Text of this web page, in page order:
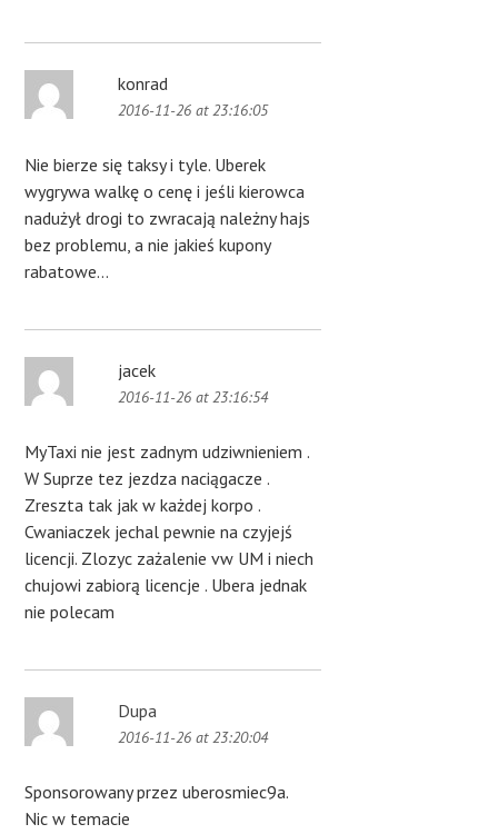
konrad
2016-11-26 at 23:16:05
Nie bierze się taksy i tyle. Uberek
wygrywa walkę o cenę i jeśli kierowca
nadużył drogi to zwracają należny hajs
bez problemu, a nie jakieś kupony
rabatowe…
jacek
2016-11-26 at 23:16:54
MyTaxi nie jest zadnym udziwnieniem .
W Suprze tez jezdza naciągacze .
Zreszta tak jak w każdej korpo .
Cwaniaczek jechal pewnie na czyjejś
licencji. Zlozyc zażalenie vw UM i niech
chujowi zabiorą licencje . Ubera jednak
nie polecam
Dupa
2016-11-26 at 23:20:04
Sponsorowany przez uberosmiec9a.
Nic w temacie